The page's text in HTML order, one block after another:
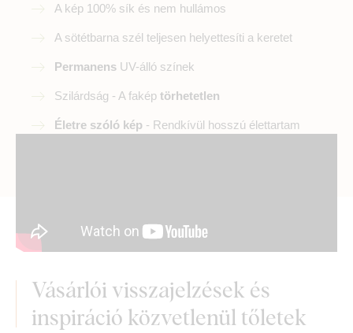
A kép 100% sík és nem hullámos
A sötétbarna szél teljesen helyettesíti a keretet
Permanens UV-álló színek
Szilárdság - A fakép törhetetlen
Életre szóló kép - Rendkívül hosszú élettartam
Vásárlói visszajelzések és
inspiráció közvetlenül tőletek